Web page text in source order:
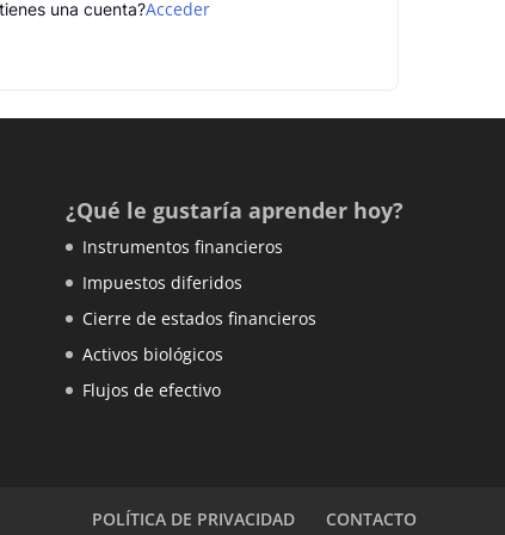
una cuenta?Acceder
¿Qué le gustaría aprender hoy?
Instrumentos financieros
Impuestos diferidos
Cierre de estados financieros
Activos biológicos
Flujos de efectivo
POLÍTICA DE PRIVACIDAD CONTACTO